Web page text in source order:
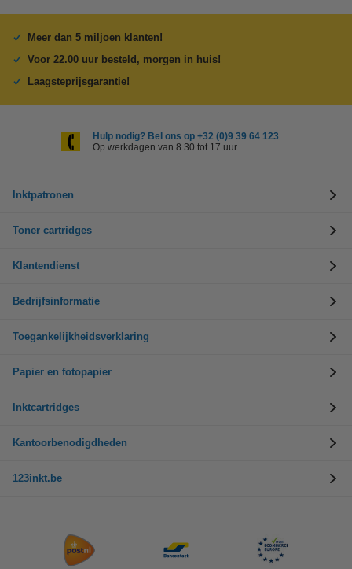
Meer dan 5 miljoen klanten!
Voor 22.00 uur besteld, morgen in huis!
Laagsteprijsgarantie!
Hulp nodig? Bel ons op +32 (0)9 39 64 123
Op werkdagen van 8.30 tot 17 uur
Inktpatronen
Toner cartridges
Klantendienst
Bedrijfsinformatie
Toegankelijkheidsverklaring
Papier en fotopapier
Inktcartridges
Kantoorbenodigdheden
123inkt.be